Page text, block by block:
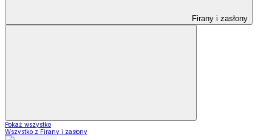
Firany i zasłony
Pokaż wszystko
Wszystko z Firany i zasłony